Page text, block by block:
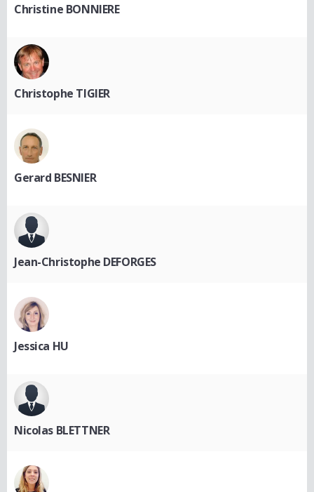
Christine BONNIERE
Christophe TIGIER
Gerard BESNIER
Jean-Christophe DEFORGES
Jessica HU
Nicolas BLETTNER